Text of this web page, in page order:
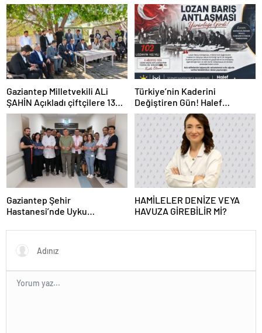
ÇOCUKLARI SPORLA
BULUŞTURUYOR
Yakalandı, 844 Tutuklama
Gaziantep Milletvekili ALi
ŞAHİN Açıkladı çiftçilere 132
Milyon TL acil destek!
Türkiye’nin Kaderini
Değiştiren Gün! Halef
Bilgiç’ten Lozan’ın Yıl
Dönümünde Anlamlı Mesaj!
Gaziantep Şehir
Hastanesi’nde Uyku
Hizmete Açıldı
HAMİLELER DENİZE VEYA
HAVUZA GİREBİLİR Mİ?